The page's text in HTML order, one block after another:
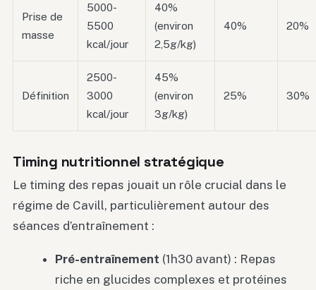
Prise de
masse
5000-
5500
kcal/jour
40%
(environ
2,5g/kg)
40% 20%
Définition
2500-
3000
kcal/jour
45%
(environ
3g/kg)
25% 30%
Timing nutritionnel stratégique
Le timing des repas jouait un rôle crucial dans le
régime de Cavill, particulièrement autour des
séances d’entraînement :
Pré-entraînement (1h30 avant) : Repas
riche en glucides complexes et protéines